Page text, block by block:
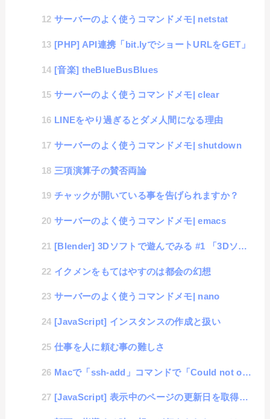
サーバーのよく使うコマンドメモ| netstat
[PHP] API連携「bit.lyでショートURLをGET」
[音楽] theBlueBusBlues
サーバーのよく使うコマンドメモ| clear
LINEをやり過ぎるとダメ人間になる理由
サーバーのよく使うコマンドメモ| shutdown
三項演算子の賛否両論
チャックが開いている事を告げられますか？
サーバーのよく使うコマンドメモ| emacs
[Blender] 3Dソフトで遊んでみる #1 「3Dソフトの思い出とインストール」
イクメンをもてはやすのは都会の幻想
サーバーのよく使うコマンドメモ| nano
[JavaScript] インスタンスの作成と扱い
仕事を人に頼む事の難しさ
Macで「ssh-add」コマンドで「Could not open a connection to ...
[JavaScript] 表示中のページの更新日を取得する #lastModified